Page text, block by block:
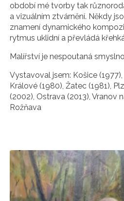
období mé tvorby tak
a vizuálním ztvárnění. Někdy
znamení dynamického
rytmus uklidní a převládá
Malířství je nespoutaná
Vystavoval jsem: Košice
Králové (1980), Žatec (1981),
(2002), Ostrava (2013), Vranov
Rožňava